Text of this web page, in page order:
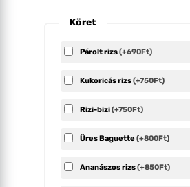
Köret
Párolt rizs(+690Ft)
Kukoricás rizs(+750Ft)
Rizi-bizi(+750Ft)
Üres Baguette (+800Ft)
Ananászos rizs(+850Ft)